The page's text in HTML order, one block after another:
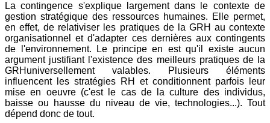
La contingence s'explique largement dans le contexte de
gestion stratégique des ressources humaines. Elle permet,
en effet, de relativiser les pratiques de la GRH au contexte
organisationnel et d'adapter ces dernières aux contingents
de l'environnement. Le principe en est qu'il existe aucun
argument justifiant l'existence des meilleurs pratiques de la
GRHuniversellement valables. Plusieurs éléments
influencent les stratégies RH et conditionnent parfois leur
mise en oeuvre (c'est le cas de la culture des individus,
baisse ou hausse du niveau de vie, technologies...). Tout
dépend donc de tout.